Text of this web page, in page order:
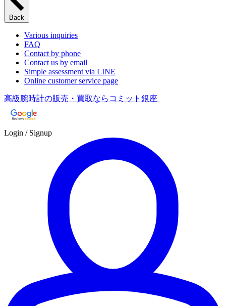
Back
Various inquiries
FAQ
Contact by phone
Contact us by email
Simple assessment via LINE
Online customer service page
高級腕時計の販売・買取ならコミット銀座
Login / Signup